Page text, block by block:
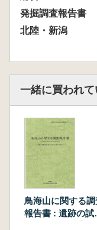
発掘調査報告書
北陸・新潟
一緒に買われ
鳥海山に関する調
報告書 : 遺跡の試